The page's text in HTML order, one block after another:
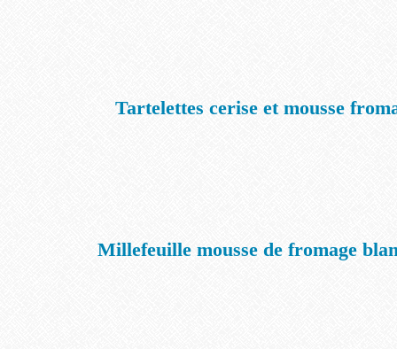
Tartelettes cerise et mousse
Millefeuille mousse de fromage